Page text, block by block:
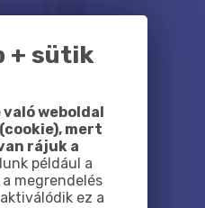
+ sütik
weboldal
mert
rájuk a
például a
megrendelés
ez a